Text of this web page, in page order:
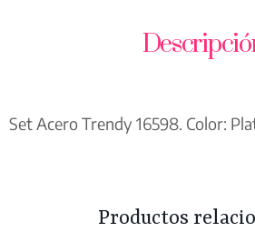
Set Acero Trendy 16598. Color:
Productos